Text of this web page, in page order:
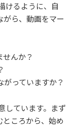
けるように、自
ら、動画をマー
んか？
っていますか？
しています。まず
ところから、始め